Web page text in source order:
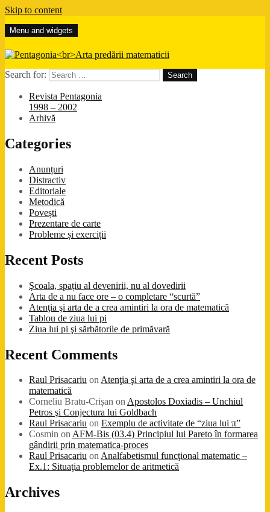
Skip to content
Pentagonia
Arta predării matematicii
Menu and widgets
Search for:
Revista Pentagonia
1998 – 2002
Arhivă
Categories
Anunțuri
Distractiv
Editoriale
Metodică
Povești
Prezentare de carte
Probleme și exerciții
Recent Posts
Şcoala, spațiu al devenirii, nu al dovedirii
Arta de a nu face ore – o completare “scurtă”
Atenţia şi arta de a crea amintiri la ora de matematică
Tablou de ziua lui pi
Ziua lui pi şi sărbătorile de primăvară
Recent Comments
Raul Prisacariu onAtenţia şi arta de a crea amintiri la ora de
matematică
Corneliu Bratu-Crișan onApostolos Doxiadis – Unchiul
Petros şi Conjectura lui Goldbach
Raul Prisacariu on Exemplu de activitate de “ziua lui π”
Cosmin onAFM-Bis (03.4) Principiul lui Pareto în formarea
gândirii prin matematica-proces
Raul Prisacariu onAnalfabetismul funcţional matematic –
Ex.1: Situaţia problemelor de aritmetică
Archives